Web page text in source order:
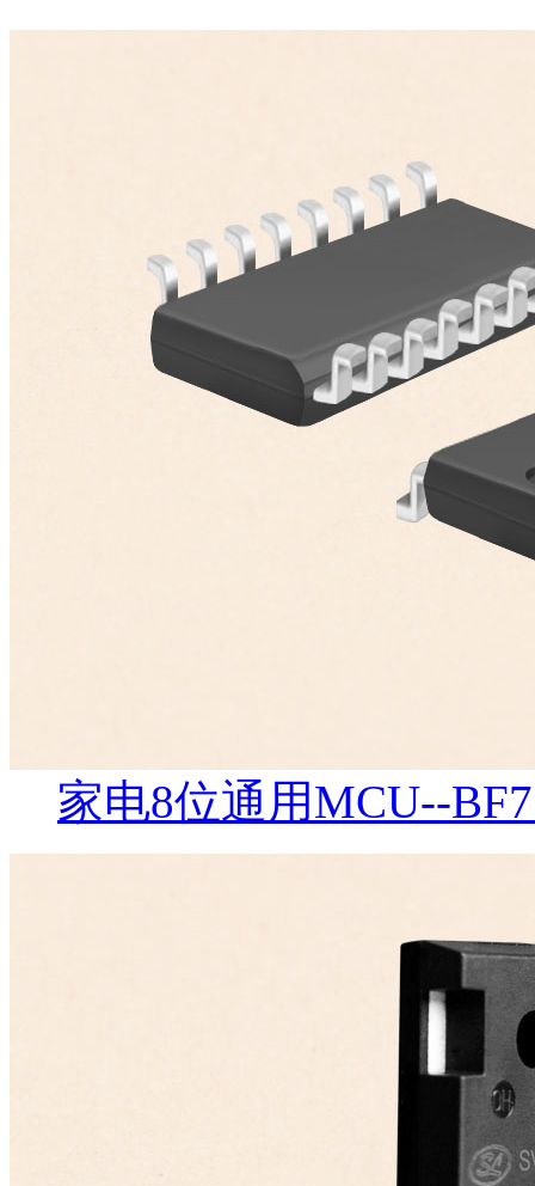
家电8位通用MCU--